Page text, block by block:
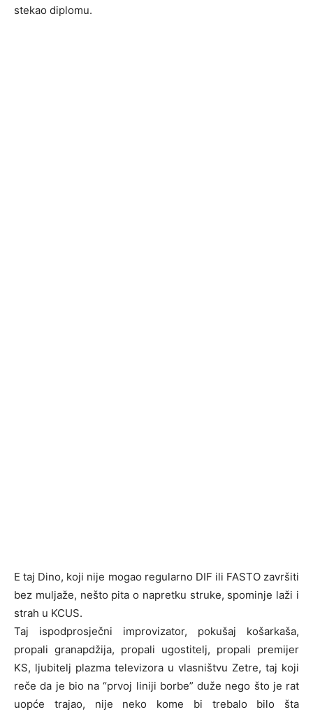
stekao diplomu.
E taj Dino, koji nije mogao regularno DIF ili FASTO završiti
bez muljaže, nešto pita o napretku struke, spominje laži i
strah u KCUS.
Taj ispodprosječni improvizator, pokušaj košarkaša,
propali granapdžija, propali ugostitelj, propali premijer
KS, ljubitelj plazma televizora u vlasništvu Zetre, taj koji
reče da je bio na “prvoj liniji borbe” duže nego što je rat
uopće trajao, nije neko kome bi trebalo bilo šta